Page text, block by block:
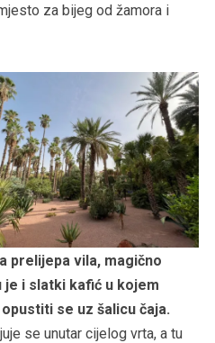
za bijeg od žamora i
prelijepa vila, magično
je i slatki kafić u kojem
se uz šalicu čaja.
se unutar cijelog vrta, a tu